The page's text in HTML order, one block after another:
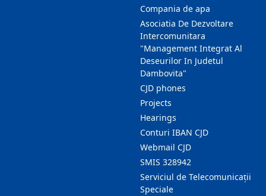
Compania de apa
Asociatia De Dezvoltare
Intercomunitara
"Management Integrat Al
Deseurilor In Judetul
Dambovita"
CJD phones
Projects
Hearings
Conturi IBAN CJD
Webmail CJD
SMIS 328942
Serviciul de Telecomunicații
Speciale